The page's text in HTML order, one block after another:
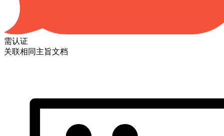
需认证
关联相同主旨文档